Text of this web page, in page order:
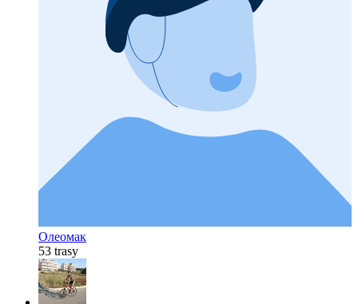
Олеомак
53 trasy